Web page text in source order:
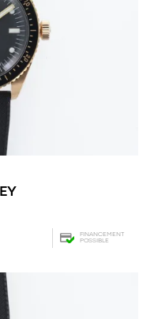
FINANCEMENT
POSSIBLE